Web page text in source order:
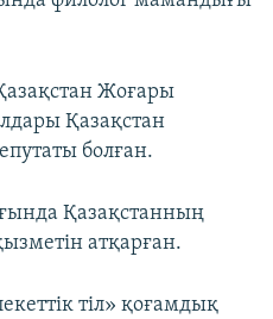
Жоғары
Қазақстан
болған.
Қазақстанның
атқарған.
тіл» қоғамдық